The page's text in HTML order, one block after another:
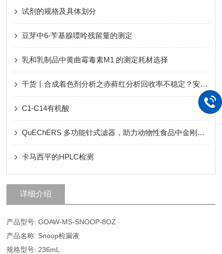
试剂的规格及具体划分
豆芽中6-苄基腺嘌呤残留量的测定
乳和乳制品中黄曲霉毒素M1 的测定耗材选择
干货丨合成着色剂分析之赤藓红分析回收率不稳定？安谱实验带你揭秘真相！
C1-C14有机酸
QuEChERS 多功能针式滤器，助力动物性食品中金刚烷胺残留量的测定
卡马西平的HPLC检测
详细介绍
产品型号: GOAW-MS-SNOOP-8OZ
产品名称: Snoop检漏液
规格型号: 236mL